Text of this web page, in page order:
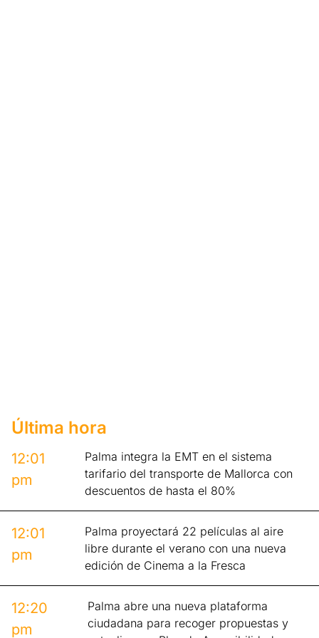
Última hora
12:01
pm
Palma integra la EMT en el sistema
tarifario del transporte de Mallorca con
descuentos de hasta el 80%
12:01
pm
Palma proyectará 22 películas al aire
libre durante el verano con una nueva
edición de Cinema a la Fresca
12:20
pm
Palma abre una nueva plataforma
ciudadana para recoger propuestas y